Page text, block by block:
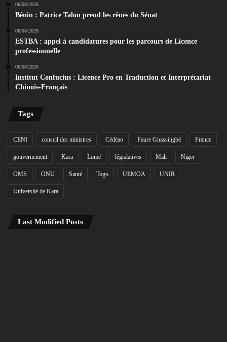
06/08/2026
Bénin : Patrice Talon prend les rênes du Sénat
06/08/2026
ESTBA : appel à candidatures pour les parcours de Licence
professionnelle
06/08/2026
Institut Confucius : Licence Pro en Traduction et Interprétariat
Chinois-Français
Tags
CENI conseil des ministres Cédéao Faure Gnassingbé France
gouvernement Kara Lomé législatives Mali Niger
OMS ONU Santé Togo UEMOA UNIR
Université de Kara
Last Modified Posts